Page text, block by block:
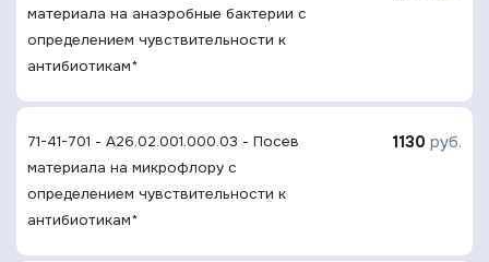
материала на анаэробные бактерии с
определением чувcтвительности к
антибиотикам*
71-41-701 - A26.02.001.000.03 - Посев
материала на микрофлору с
определением чувcтвительности к
антибиотикам*
1130 руб.